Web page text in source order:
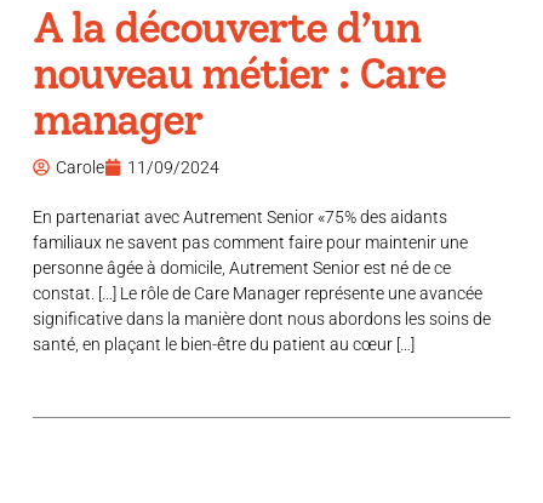
A la découverte d’un
nouveau métier : Care
manager
Carole 11/09/2024
En partenariat avec Autrement Senior «75% des aidants
familiaux ne savent pas comment faire pour maintenir une
personne âgée à domicile, Autrement Senior est né de ce
constat. […] Le rôle de Care Manager représente une avancée
significative dans la manière dont nous abordons les soins de
santé, en plaçant le bien-être du patient au cœur […]